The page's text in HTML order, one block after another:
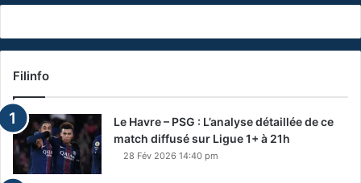
Filinfo
Le Havre – PSG : L’analyse détaillée de ce
match diffusé sur Ligue 1+ à 21h
28 Fév 2026 14:40 pm